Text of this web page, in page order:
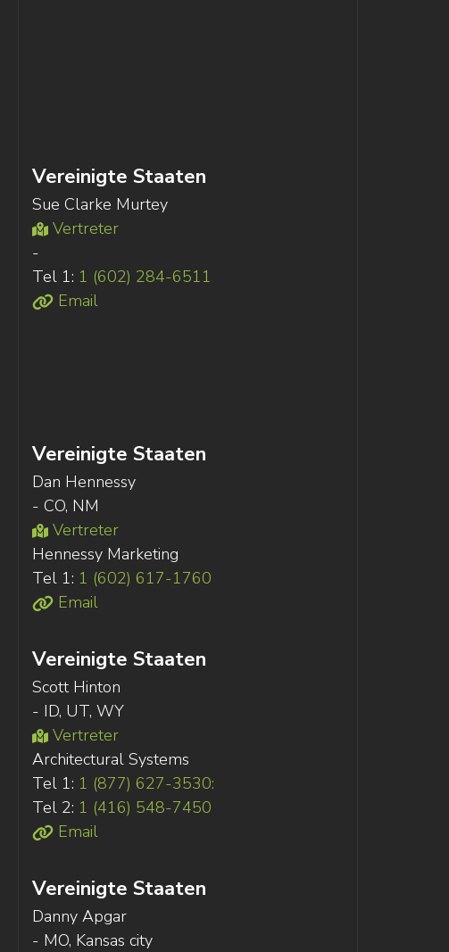
Vereinigte Staaten
Sue Clarke Murtey
Vertreter
-
Tel 1: 1 (602) 284-6511
Email
Vereinigte Staaten
Dan Hennessy
- CO, NM
Vertreter
Hennessy Marketing
Tel 1: 1 (602) 617-1760
Email
Vereinigte Staaten
Scott Hinton
- ID, UT, WY
Vertreter
Architectural Systems
Tel 1: 1 (877) 627-3530:
Tel 2: 1 (416) 548-7450
Email
Vereinigte Staaten
Danny Apgar
- MO, Kansas city